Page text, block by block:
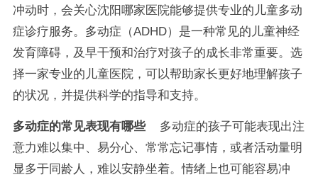
冲动时，会关心沈阳哪家医院能够提供专业的儿童多动
症诊疗服务。多动症（ADHD）是一种常见的儿童神经
发育障碍，及早干预和治疗对孩子的成长非常重要。选
择一家专业的儿童医院，可以帮助家长更好地理解孩子
的状况，并提供科学的指导和支持。
多动症的常见表现有哪些多动症的孩子可能表现出注
意力难以集中、易分心、常常忘记事情，或者活动量明
显多于同龄人，难以安静坐着。情绪上也可能容易冲